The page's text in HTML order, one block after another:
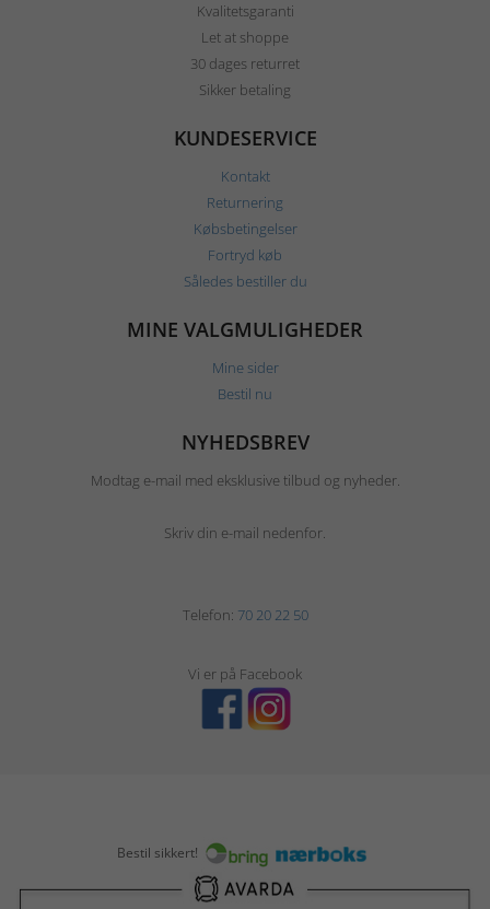
Kvalitetsgaranti
Let at shoppe
30 dages returret
Sikker betaling
KUNDESERVICE
Kontakt
Returnering
Købsbetingelser
Fortryd køb
Således bestiller du
MINE VALGMULIGHEDER
Mine sider
Bestil nu
NYHEDSBREV
Modtag e-mail med eksklusive tilbud og nyheder.
Skriv din e-mail nedenfor.
Telefon: 70 20 22 50
Vi er på Facebook
Bestil sikkert!